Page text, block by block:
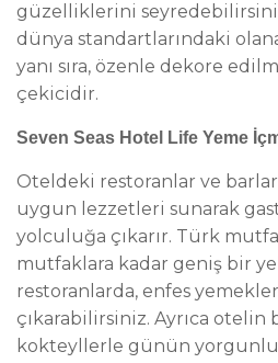
güzelliklerini
dünya standartlarındaki
yanı sıra, özenle dekore
çekicidir.
Seven Seas Hotel Life Yeme
Oteldeki restoranlar ve
uygun lezzetleri sunarak
yolculuğa çıkarır. Türk
mutfaklara kadar geniş bir
restoranlarda, enfes
çıkarabilirsiniz. Ayrıca otelin
kokteyllerle günün